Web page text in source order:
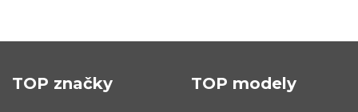
TOP značky TOP modely